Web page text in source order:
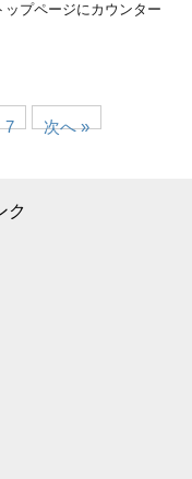
プページにカウンター
7 次へ »
ク